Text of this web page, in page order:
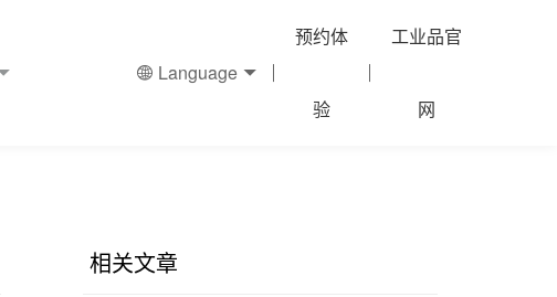
Language
预约体
验
工业品官
网
相关文章